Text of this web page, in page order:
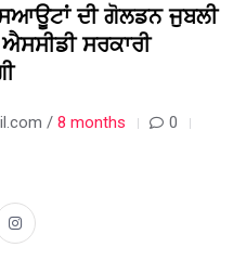
ਦੀ ਗੋਲਡਨ ਜੁਬਲੀ
ਸਰਕਾਰੀ
/ 8 months
0